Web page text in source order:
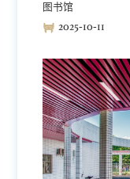
图书馆
2025-10-11